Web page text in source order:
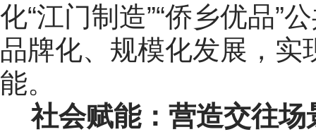
化“江门制造”“侨乡优品”
品牌化、规模化发展，
能。
社会赋能：营造交往